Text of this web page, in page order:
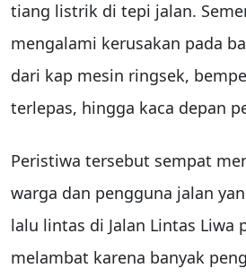
tiang listrik di tepi jalan.
mengalami kerusakan pada
dari kap mesin ringsek,
terlepas, hingga kaca depan
Peristiwa tersebut sempat
warga dan pengguna jalan
lalu lintas di Jalan Lintas Liwa
melambat karena banyak